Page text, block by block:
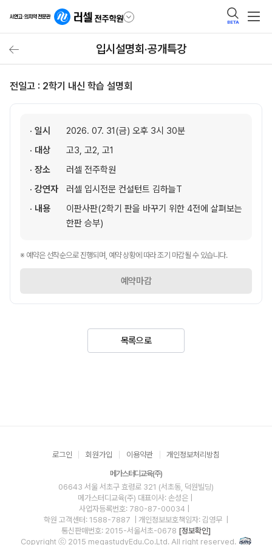
BETA
입시설명회·공개특강
전일고 : 2학기 내신 학습 설명회
· 일시
2026. 07. 31(금) 오후 3시 30분
· 대상
고3, 고2, 고1
· 장소
러셀 전주학원
· 강연자
러셀 입시전문 컨설턴트 김하늘T
· 내용
이판사판(2학기 판을 바꾸기 위한 4전에 살펴보는
한판 승부)
※ 예약은 선착순으로 진행되며, 예약 상황에 따라 조기 마감될 수 있습니다.
예약마감
목록으로
로그인 회원가입 이용약관 개인정보처리방침
메가스터디교육(주)
06643 서울 서초구 효령로 321 (서초동, 덕원빌딩)
메가스터디교육(주) 대표이사: 손성은 |
사업자등록번호: 780-87-00034
학원 고객센터: 1588-7887
| 개인정보보호책임자: 김영무
통신판매번호: 2015-서울서초-0678 [정보확인]
Copyright ⓒ 2015 megastudyEdu.Co.Ltd. All right reserved.